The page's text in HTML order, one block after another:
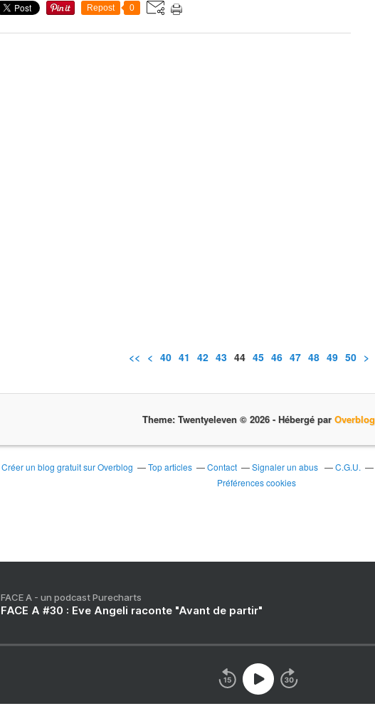
Repost 0
<< < 10
20
30
40 41 42 43 44 45 46 47 48 49 50 60
70
80
90
>
Theme: Twentyeleven © 2026 - Hébergé par Overblog
Créer un blog gratuit sur Overblog Top articles Contact Signaler un abus C.G.U.
Préférences cookies
FACE A - un podcast Purecharts
FACE A #30 : Eve Angeli raconte "Avant de partir"